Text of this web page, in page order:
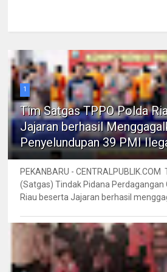
1
Tim Satgas TPPO Polda
Jajaran berhasil
Penyelundupan 39 PMI
PEKANBARU -
(Satgas) Tindak Pidana Perdagangan
Riau beserta Jajaran berhasil